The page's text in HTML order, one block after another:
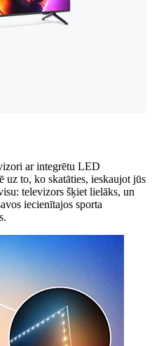
ar integrētu LED
uz to, ko skatāties, ieskaujot jūs
televizors šķiet lielāks, un
iecienītajos sporta